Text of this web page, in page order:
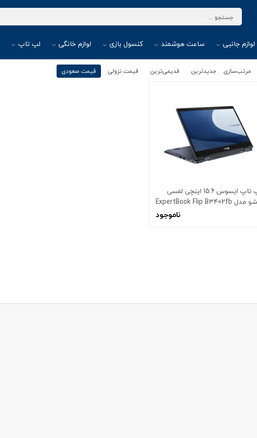
لوازم جانبی ساعت هوشمند کنسول بازی لوازم خانگی لپ تاپ
مرتب‌سازی جدیدترین قدیمی‌ترین قيمت نزولی قيمت صعودی
لپ تاپ ایسوس 15.6 اینچی لمسی
تاشو مدل ExpertBook Flip B3402fb
i5 1255U 8GB 512GB - Touchناموجود